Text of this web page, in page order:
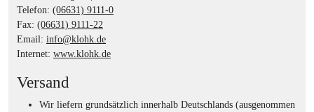
Telefon: (06631) 9111-0
Fax: (06631) 9111-22
Email: info@klohk.de
Internet: www.klohk.de
Versand
Wir liefern grundsätzlich innerhalb Deutschlands (ausgenommen